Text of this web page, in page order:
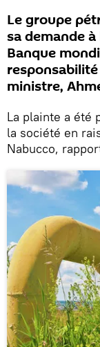
Le groupe
sa demande
Banque
ministre,
La plainte a été
la société en
Nabucco,